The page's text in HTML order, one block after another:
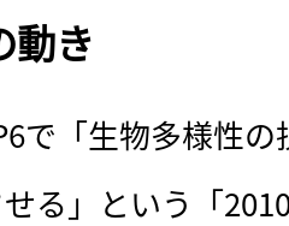
動き
で「生物多様性
る」という「